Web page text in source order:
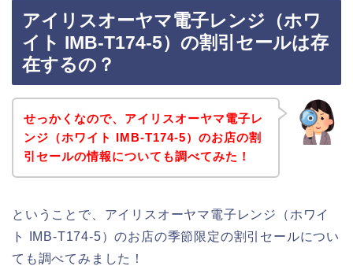
アイリスオーヤマ電子レンジ（ホワ
イト IMB-T174-5）の割引セールは存
在するの？
せっかくなので、アイリスオーヤマ電子レ
ンジ（ホワイト IMB-T174-5）のお店の割
引セールの情報についても調べてみた！
ということで、アイリスオーヤマ電子レンジ（ホワイ
ト IMB-T174-5）のお店の季節限定の割引セールについ
ても調べてみました！